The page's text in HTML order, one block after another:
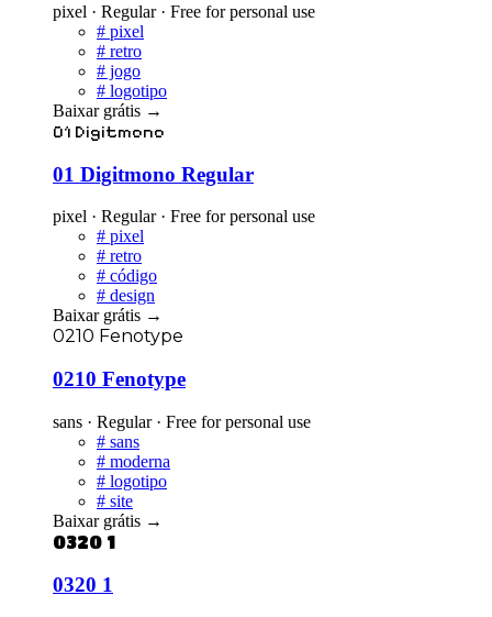
pixel · Regular · Free for personal use
# pixel
# retro
# jogo
# logotipo
Baixar grátis →
01 Digitmono
01 Digitmono Regular
pixel · Regular · Free for personal use
# pixel
# retro
# código
# design
Baixar grátis →
0210 Fenotype
0210 Fenotype
sans · Regular · Free for personal use
# sans
# moderna
# logotipo
# site
Baixar grátis →
0320 1
0320 1